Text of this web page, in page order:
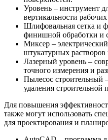
Уровень – инструмент
вертикальности
Шлифовальная сетка и
финишной обработки и
Миксер –
штукатурных
Лазерный уровень –
точного измерения и
Пылесос строительный
удаления строительной
Для повышения
также могут использовать
для проектирования и